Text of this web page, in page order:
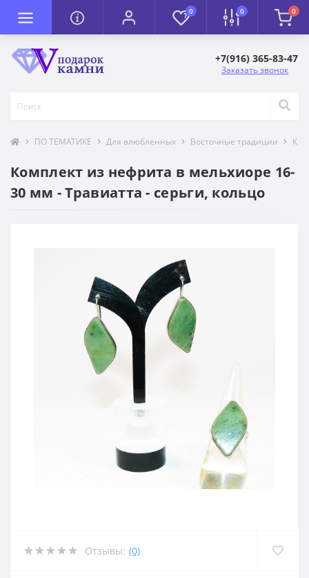
0 0 0
+7(916) 365-83-47
Заказать звонок
ПО ТЕМАТИКЕ Для влюбленных Восточные традиции К
Комплект из нефрита в мельхиоре 16-
30 мм - Травиатта - серьги, кольцо
Отзывы: (0)